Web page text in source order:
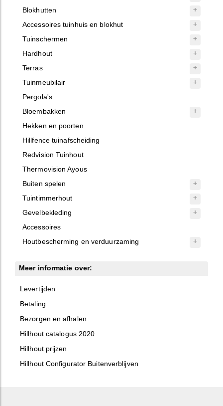
Blokhutten
Accessoires tuinhuis en blokhut
Tuinschermen
Hardhout
Terras
Tuinmeubilair
Pergola's
Bloembakken
Hekken en poorten
Hillfence tuinafscheiding
Redvision Tuinhout
Thermovision Ayous
Buiten spelen
Tuintimmerhout
Gevelbekleding
Accessoires
Houtbescherming en verduurzaming
Meer informatie over:
Levertijden
Betaling
Bezorgen en afhalen
Hillhout catalogus 2020
Hillhout prijzen
Hillhout Configurator Buitenverblijven